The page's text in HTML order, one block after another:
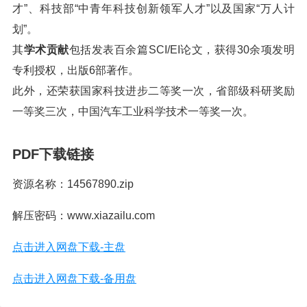
才”、科技部“中青年科技创新领军人才”以及国家“万人计
划”。
其学术贡献包括发表百余篇SCI/EI论文，获得30余项发明
专利授权，出版6部著作。
此外，还荣获国家科技进步二等奖一次，省部级科研奖励
一等奖三次，中国汽车工业科学技术一等奖一次。
PDF下载链接
资源名称：14567890.zip
解压密码：www.xiazailu.com
点击进入网盘下载-主盘
点击进入网盘下载-备用盘